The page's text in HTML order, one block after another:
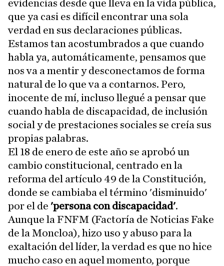
evidencias desde que lleva en la vida pública,
que ya casi es difícil encontrar una sola
verdad en sus declaraciones públicas.
Estamos tan acostumbrados a que cuando
habla ya, automáticamente, pensamos que
nos va a mentir y desconectamos de forma
natural de lo que va a contarnos. Pero,
inocente de mí, incluso llegué a pensar que
cuando habla de discapacidad, de inclusión
social y de prestaciones sociales se creía sus
propias palabras.
El 18 de enero de este año se aprobó un
cambio constitucional, centrado en la
reforma del artículo 49 de la Constitución,
donde se cambiaba el término 'disminuido'
por el de 'persona con discapacidad'.
Aunque la FNFM (Factoría de Noticias Fake
de la Moncloa), hizo uso y abuso para la
exaltación del líder, la verdad es que no hice
mucho caso en aquel momento, porque